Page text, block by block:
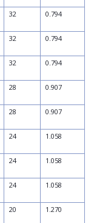
32 0.794
32 0.794
32 0.794
28 0.907
28 0.907
24 1.058
24 1.058
24 1.058
20 1.270